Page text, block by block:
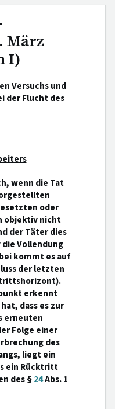
März
I)
Versuchs und
der Flucht des
wenn die Tat
oder
objektiv nicht
der Täter dies
Vollendung
kommt es auf
der letzten
erkennt
dass es zur
erneuten
Folge einer
des
liegt ein
ein Rücktritt
des §24Abs. 1